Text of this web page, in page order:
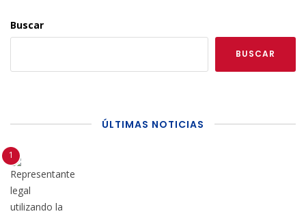
Buscar
BUSCAR
ÚLTIMAS NOTICIAS